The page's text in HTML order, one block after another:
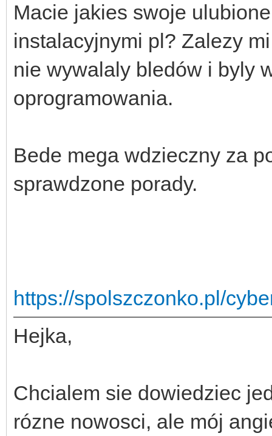
Macie jakies swoje
instalacyjnymi pl? Zalezy
nie wywalaly bledów i byly
oprogramowania.
Bede mega wdzieczny za
sprawdzone porady.
https://spolszczonko.pl/
Hejka,
Chcialem sie dowiedziec
rózne nowosci, ale mój